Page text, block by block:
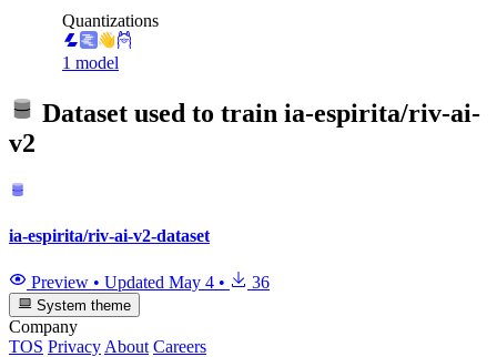
Quantizations
1 model
Dataset used to train ia-espirita/riv-ai-
v2
ia-espirita/riv-ai-v2-dataset
Preview • Updated May 4 • 36
System theme
Company
TOS Privacy About Careers